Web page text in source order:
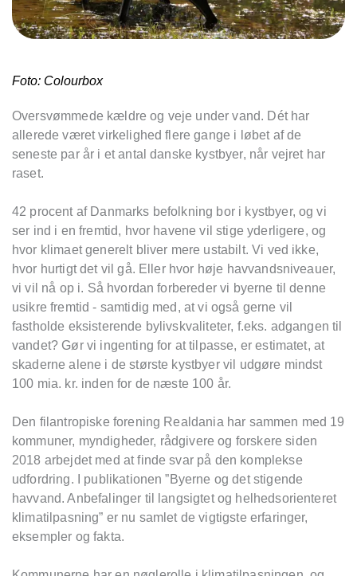
Foto: Colourbox
Oversvømmede kældre og veje under vand. Dét har
allerede været virkelighed flere gange i løbet af de
seneste par år i et antal danske kystbyer, når vejret har
raset.
42 procent af Danmarks befolkning bor i kystbyer, og vi
ser ind i en fremtid, hvor havene vil stige yderligere, og
hvor klimaet generelt bliver mere ustabilt. Vi ved ikke,
hvor hurtigt det vil gå. Eller hvor høje havvandsniveauer,
vi vil nå op i. Så hvordan forbereder vi byerne til denne
usikre fremtid - samtidig med, at vi også gerne vil
fastholde eksisterende bylivskvaliteter, f.eks. adgangen til
vandet? Gør vi ingenting for at tilpasse, er estimatet, at
skaderne alene i de største kystbyer vil udgøre mindst
100 mia. kr. inden for de næste 100 år.
Den filantropiske forening Realdania har sammen med 19
kommuner, myndigheder, rådgivere og forskere siden
2018 arbejdet med at finde svar på den komplekse
udfordring. I publikationen ”Byerne og det stigende
havvand. Anbefalinger til langsigtet og helhedsorienteret
klimatilpasning” er nu samlet de vigtigste erfaringer,
eksempler og fakta.